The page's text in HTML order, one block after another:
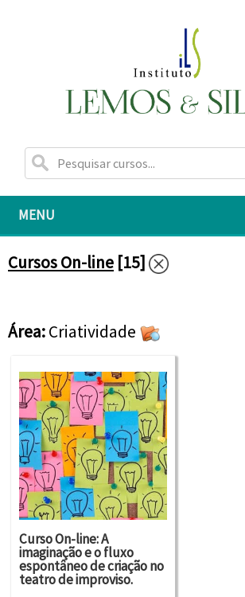
MENU
Cursos On-line [15]
Área:Criatividade
Curso On-line: A
imaginação e o fluxo
espontâneo de criação no
teatro de improviso.